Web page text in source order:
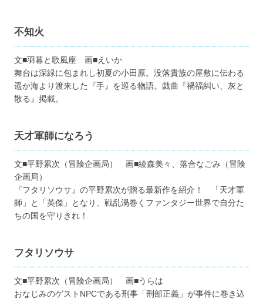
不知火
文■羽暮と歌風座 画■えいか
舞台は深緑に包まれし初夏の小田原。没落貴族の屋敷に伝わる
遥か海より渡来した『手』を巡る物語。戯曲『禍福糾い、灰と
散る』掲載。
天才軍師になろう
文■平野累次（冒険企画局） 画■綾森美々、落合なごみ（冒険
企画局）
『フタリソウサ』の平野累次が贈る最新作を紹介！ 「天才軍
師」と「英傑」となり、戦乱渦巻くファンタジー世界で自分た
ちの国を守りきれ！
フタリソウサ
文■平野累次（冒険企画局） 画■うらは
おなじみのゲストNPCである刑事「刑部正義」が事件に巻き込